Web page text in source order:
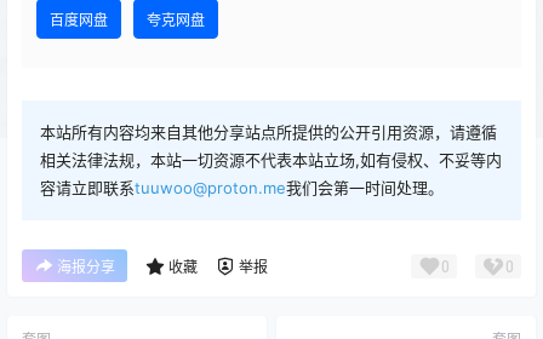
百度网盘 夸克网盘
本站所有内容均来自其他分享站点所提供的公开引用资源，请遵循
相关法律法规，本站一切资源不代表本站立场,如有侵权、不妥等内
容请立即联系tuuwoo@proton.me我们会第一时间处理。
海报分享 收藏 举报 0 0